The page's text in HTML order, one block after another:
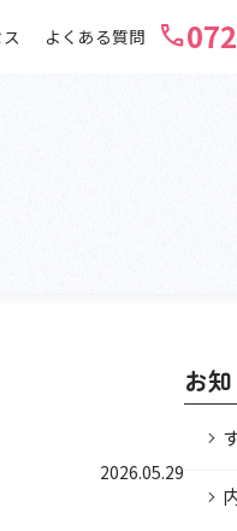
よくある質問 call
2026.05.29
お